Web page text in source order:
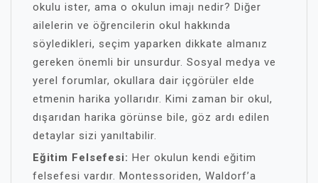
okulu ister, ama o okulun imajı nedir? Diğer
ailelerin ve öğrencilerin okul hakkında
söyledikleri, seçim yaparken dikkate almanız
gereken önemli bir unsurdur. Sosyal medya ve
yerel forumlar, okullara dair içgörüler elde
etmenin harika yollarıdır. Kimi zaman bir okul,
dışarıdan harika görünse bile, göz ardı edilen
detaylar sizi yanıltabilir.
Eğitim Felsefesi: Her okulun kendi eğitim
felsefesi vardır. Montessoriden, Waldorf’a